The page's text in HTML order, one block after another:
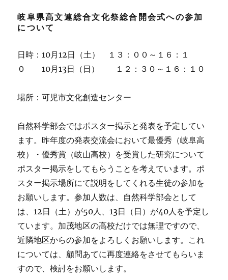
岐阜県高文連総合文化祭総合開会式への参加
について
日時：10月12日（土） １３：００～１６：１
０ 10月13日（日） １２：３０～１６：１０
場所：可児市文化創造センター
自然科学部会ではポスター掲示と発表を予定してい
ます。昨年度の発表交流会において最優秀（岐阜高
校）・優秀賞（岐山高校）を受賞した研究について
ポスター掲示をしてもらうことを考えています。ポ
スター掲示場所にて説明をしてくれる生徒の参加を
お願いします。参加人数は、自然科学部会として
は、12日（土）が50人、13日（日）が40人を予定し
ています。加茂地区の高校だけでは無理ですので、
近隣地区からの参加をよろしくお願いします。これ
については、顧問あてに再度連絡をさせてもらいま
すので、検討をお願いします。